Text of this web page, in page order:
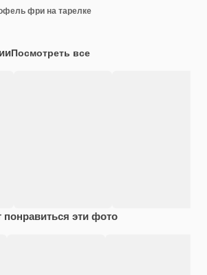
фри на тарелке
Посмотреть все
понравиться эти фото